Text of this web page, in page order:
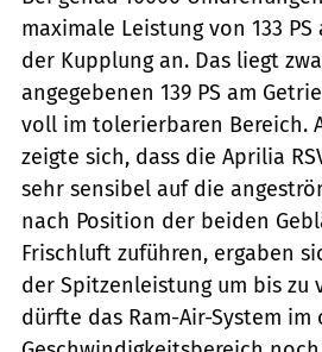
maximale Leistung von 133 PS
der Kupplung an. Das liegt
angegebenen 139 PS am
voll im tolerierbaren Bereich.
zeigte sich, dass die Aprilia
sehr sensibel auf die
nach Position der beiden
Frischluft zuführen, ergaben
der Spitzenleistung um bis zu
dürfte das Ram-Air-System im